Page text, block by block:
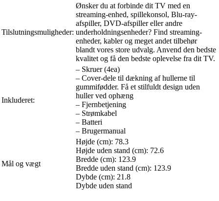
Tilslutningsmuligheder:
Ønsker du at forbinde dit TV med en
streaming-enhed, spillekonsol, Blu-ray-
afspiller, DVD-afspiller eller andre
underholdningsenheder? Find streaming-
enheder, kabler og meget andet tilbehør
blandt vores store udvalg. Anvend den bedste
kvalitet og få den bedste oplevelse fra dit TV.
Inkluderet:
– Skruer (4ea)
– Cover-dele til dækning af hullerne til
gummifødder. Få et stilfuldt design uden
huller ved ophæng
– Fjernbetjening
– Strømkabel
– Batteri
– Brugermanual
Mål og vægt
Højde (cm): 78.3
Højde uden stand (cm): 72.6
Bredde (cm): 123.9
Bredde uden stand (cm): 123.9
Dybde (cm): 21.8
Dybde uden stand